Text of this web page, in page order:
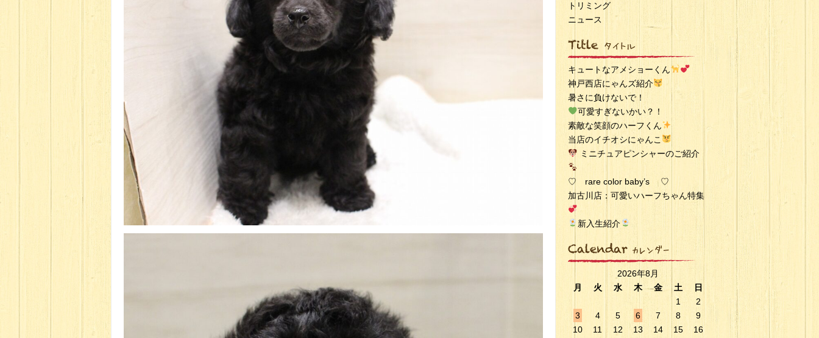
トリミング
ニュース
キュートなアメショーくん
神戸西店にゃんズ紹介
暑さに負けないで！
可愛すぎないかい？！
素敵な笑顔のハーフくん
当店のイチオシにゃんこ
ミニチュアピンシャーのご紹介
♡ rare color baby’s ♡
加古川店：可愛いハーフちゃん特集
新入生紹介
2026年8月
月
火 水 木 金 土
日
1
2
3
4 5 6 7 8
9
10
11 12 13 14 15
16